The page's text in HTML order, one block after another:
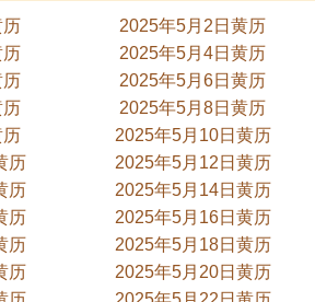
历
2025年5月2日黄历
历
2025年5月4日黄历
历
2025年5月6日黄历
历
2025年5月8日黄历
历
2025年5月10日黄历
历
2025年5月12日黄历
历
2025年5月14日黄历
历
2025年5月16日黄历
历
2025年5月18日黄历
历
2025年5月20日黄历